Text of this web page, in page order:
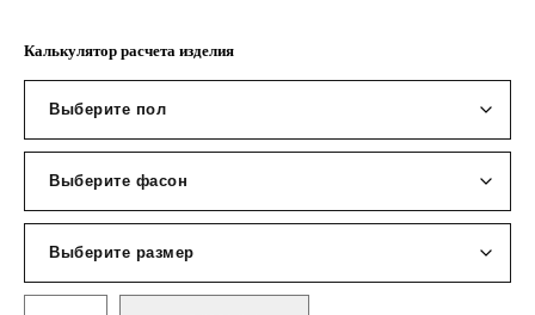
Калькулятор расчета изделия